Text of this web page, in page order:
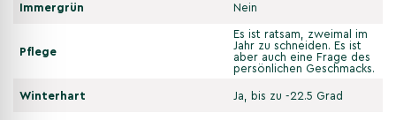
nur zu einer idealen Heckenpflanze, sondern auch zu einem
attraktiven Solitärbaum. Dank ihrer Anpassungsfähigkeit an
verschiedene Bodentypen und ihre Resistenz gegenüber den
meisten Schädlingen und Krankheiten ist die Blutbuche eine
langlebige Ergänzung für jeden Garten.
Immergrün Nein
Pflege
Es ist ratsam, zweimal im
Jahr zu schneiden. Es ist
aber auch eine Frage des
persönlichen Geschmacks.
Winterhart Ja, bis zu -22.5 Grad